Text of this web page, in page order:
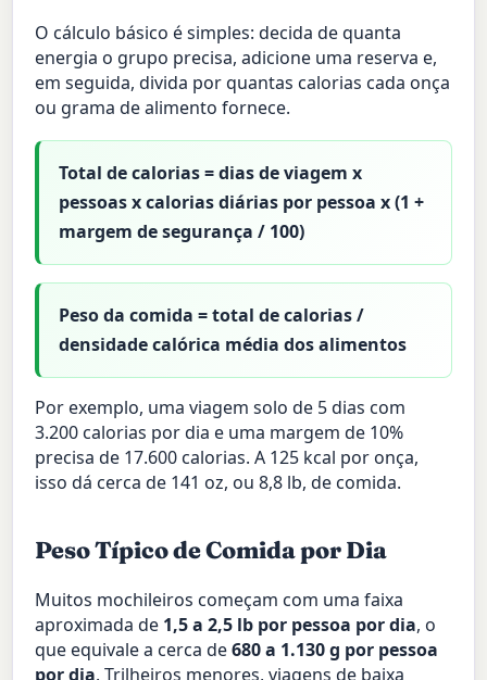
O cálculo básico é simples: decida de quanta
energia o grupo precisa, adicione uma reserva e,
em seguida, divida por quantas calorias cada onça
ou grama de alimento fornece.
Total de calorias = dias de viagem x
pessoas x calorias diárias por pessoa x (1 +
margem de segurança / 100)
Peso da comida = total de calorias /
densidade calórica média dos alimentos
Por exemplo, uma viagem solo de 5 dias com
3.200 calorias por dia e uma margem de 10%
precisa de 17.600 calorias. A 125 kcal por onça,
isso dá cerca de 141 oz, ou 8,8 lb, de comida.
Peso Típico de Comida por Dia
Muitos mochileiros começam com uma faixa
aproximada de 1,5 a 2,5 lb por pessoa por dia, o
que equivale a cerca de680 a 1.130 g por pessoa
por dia. Trilheiros menores, viagens de baixa